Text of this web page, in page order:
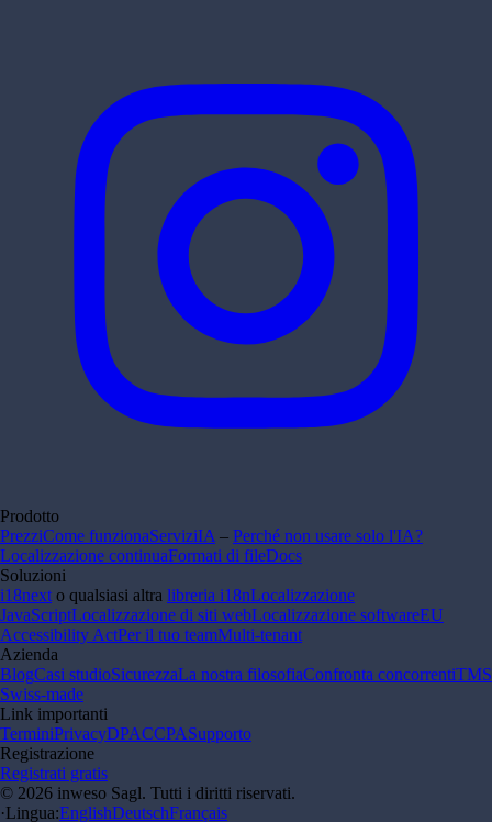
Prodotto
PrezziCome funzionaServiziIA – Perché non usare solo l'IA?
Localizzazione continuaFormati di fileDocs
Soluzioni
i18next o qualsiasi altra libreria i18nLocalizzazione
JavaScriptLocalizzazione di siti webLocalizzazione softwareEU
Accessibility ActPer il tuo teamMulti-tenant
Azienda
BlogCasi studioSicurezzaLa nostra filosofiaConfronta concorrentiTMS
Swiss-made
Link importanti
TerminiPrivacyDPACCPASupporto
Registrazione
Registrati gratis
© 2026 inweso Sagl. Tutti i diritti riservati.
·Lingua:EnglishDeutschFrançais